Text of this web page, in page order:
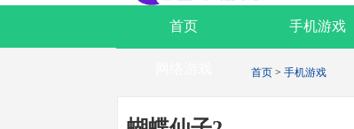
首页 手机游戏
首页 > 手机游戏